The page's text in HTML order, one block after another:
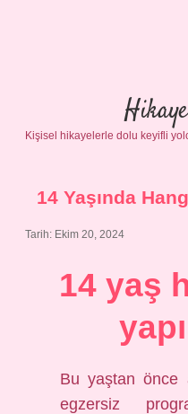
Kişisel hikayelerle dolu keyifli
14 Yaşında
Tarih: Ekim 20, 2024
14 yaş
Bu yaştan önce
egzersiz